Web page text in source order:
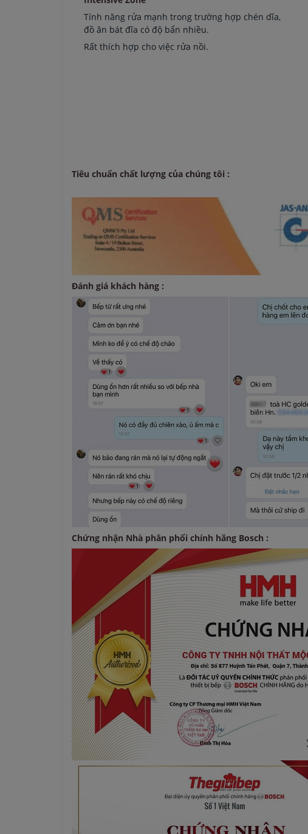
Tính năng rửa mạnh trong trường hợp chén dĩa,
đồ ăn bát đĩa có độ bẩn nhiều.
Rất thích hợp cho việc rửa nồi.
Tiêu chuẩn chất lượng của chúng tôi :
Đánh giá khách hàng :
Chứng nhận Nhà phân phối chính hãng Bosch :